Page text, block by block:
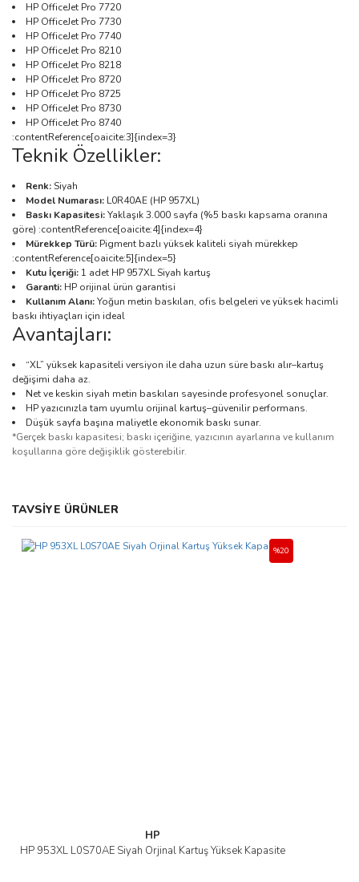
HP OfficeJet Pro 7720
HP OfficeJet Pro 7730
HP OfficeJet Pro 7740
HP OfficeJet Pro 8210
HP OfficeJet Pro 8218
HP OfficeJet Pro 8720
HP OfficeJet Pro 8725
HP OfficeJet Pro 8730
HP OfficeJet Pro 8740
:contentReference[oaicite:3]{index=3}
Teknik Özellikler:
Renk:Siyah
Model Numarası: L0R40AE (HP 957XL)
Baskı Kapasitesi:Yaklaşık 3.000 sayfa (%5 baskı kapsama oranına
göre) :contentReference[oaicite:4]{index=4}
Mürekkep Türü: Pigment bazlı yüksek kaliteli siyah mürekkep
:contentReference[oaicite:5]{index=5}
Kutu İçeriği: 1 adet HP 957XL Siyah kartuş
Garanti: HP orijinal ürün garantisi
Kullanım Alanı:Yoğun metin baskıları, ofis belgeleri ve yüksek hacimli
baskı ihtiyaçları için ideal
Avantajları:
“XL” yüksek kapasiteli versiyon ile daha uzun süre baskı alır–kartuş
değişimi daha az.
Net ve keskin siyah metin baskıları sayesinde profesyonel sonuçlar.
HP yazıcınızla tam uyumlu orijinal kartuş–güvenilir performans.
Düşük sayfa başına maliyetle ekonomik baskı sunar.
*Gerçek baskı kapasitesi; baskı içeriğine, yazıcının ayarlarına ve kullanım
koşullarına göre değişiklik gösterebilir.
Bu ürünün fiyat bilgisi, resim, ürün açıklamalarında ve diğer
konularda yetersiz gördüğünüz noktaları öneri formunu kullanarak
Görüş ve önerileriniz için teşekkür ederiz.
TAVSİYE ÜRÜNLER
HP
HP 953XL L0S70AE Siyah Orjinal Kartuş Yüksek Kapasite
%20